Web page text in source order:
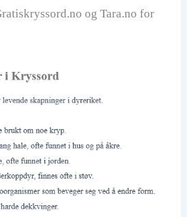
og Tara.no for